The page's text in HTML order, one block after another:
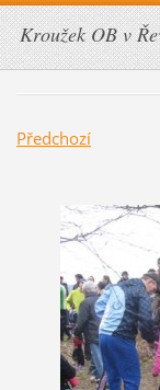
Kroužek OB v
Předchozí